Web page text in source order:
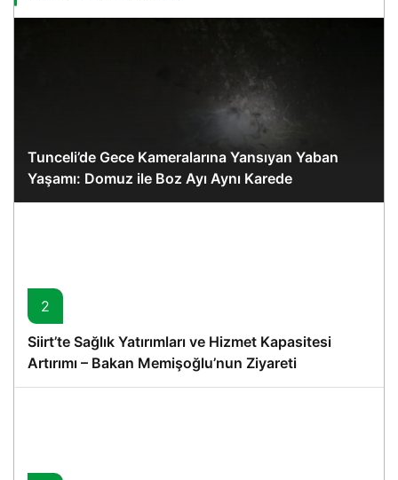
Tunceli’de Gece Kameralarına Yansıyan Yaban
Yaşamı: Domuz ile Boz Ayı Aynı Karede
2
Siirt’te Sağlık Yatırımları ve Hizmet Kapasitesi
Artırımı – Bakan Memişoğlu’nun Ziyareti